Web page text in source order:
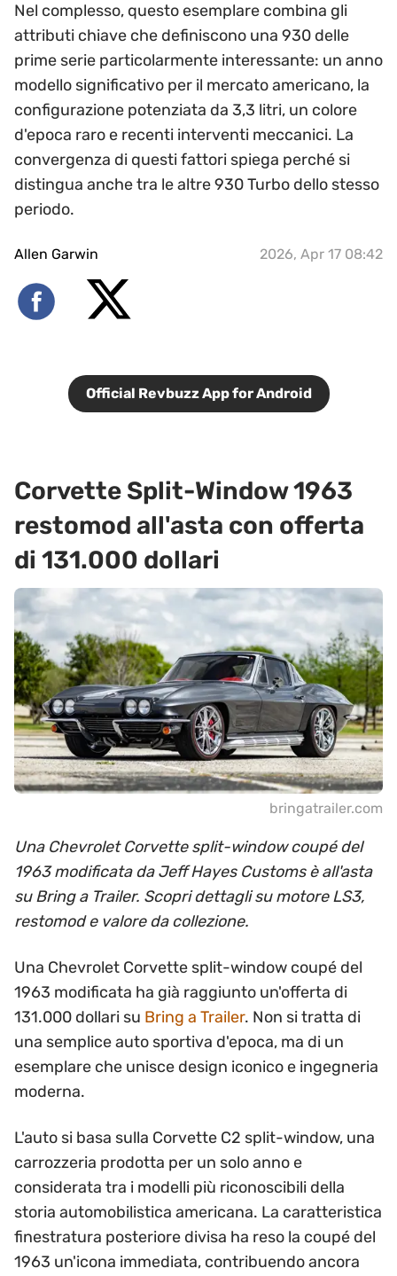
Nel complesso, questo esemplare combina gli
attributi chiave che definiscono una 930 delle
prime serie particolarmente interessante: un anno
modello significativo per il mercato americano, la
configurazione potenziata da 3,3 litri, un colore
d'epoca raro e recenti interventi meccanici. La
convergenza di questi fattori spiega perché si
distingua anche tra le altre 930 Turbo dello stesso
periodo.
Allen Garwin 2026, Apr 17 08:42
Official Revbuzz App for Android
Corvette Split-Window 1963
restomod all'asta con offerta
di 131.000 dollari
bringatrailer.com
Una Chevrolet Corvette split-window coupé del
1963 modificata da Jeff Hayes Customs è all'asta
su Bring a Trailer. Scopri dettagli su motore LS3,
restomod e valore da collezione.
Una Chevrolet Corvette split-window coupé del
1963 modificata ha già raggiunto un'offerta di
131.000 dollari su Bring a Trailer. Non si tratta di
una semplice auto sportiva d'epoca, ma di un
esemplare che unisce design iconico e ingegneria
moderna.
L'auto si basa sulla Corvette C2 split-window, una
carrozzeria prodotta per un solo anno e
considerata tra i modelli più riconoscibili della
storia automobilistica americana. La caratteristica
finestratura posteriore divisa ha reso la coupé del
1963 un'icona immediata, contribuendo ancora